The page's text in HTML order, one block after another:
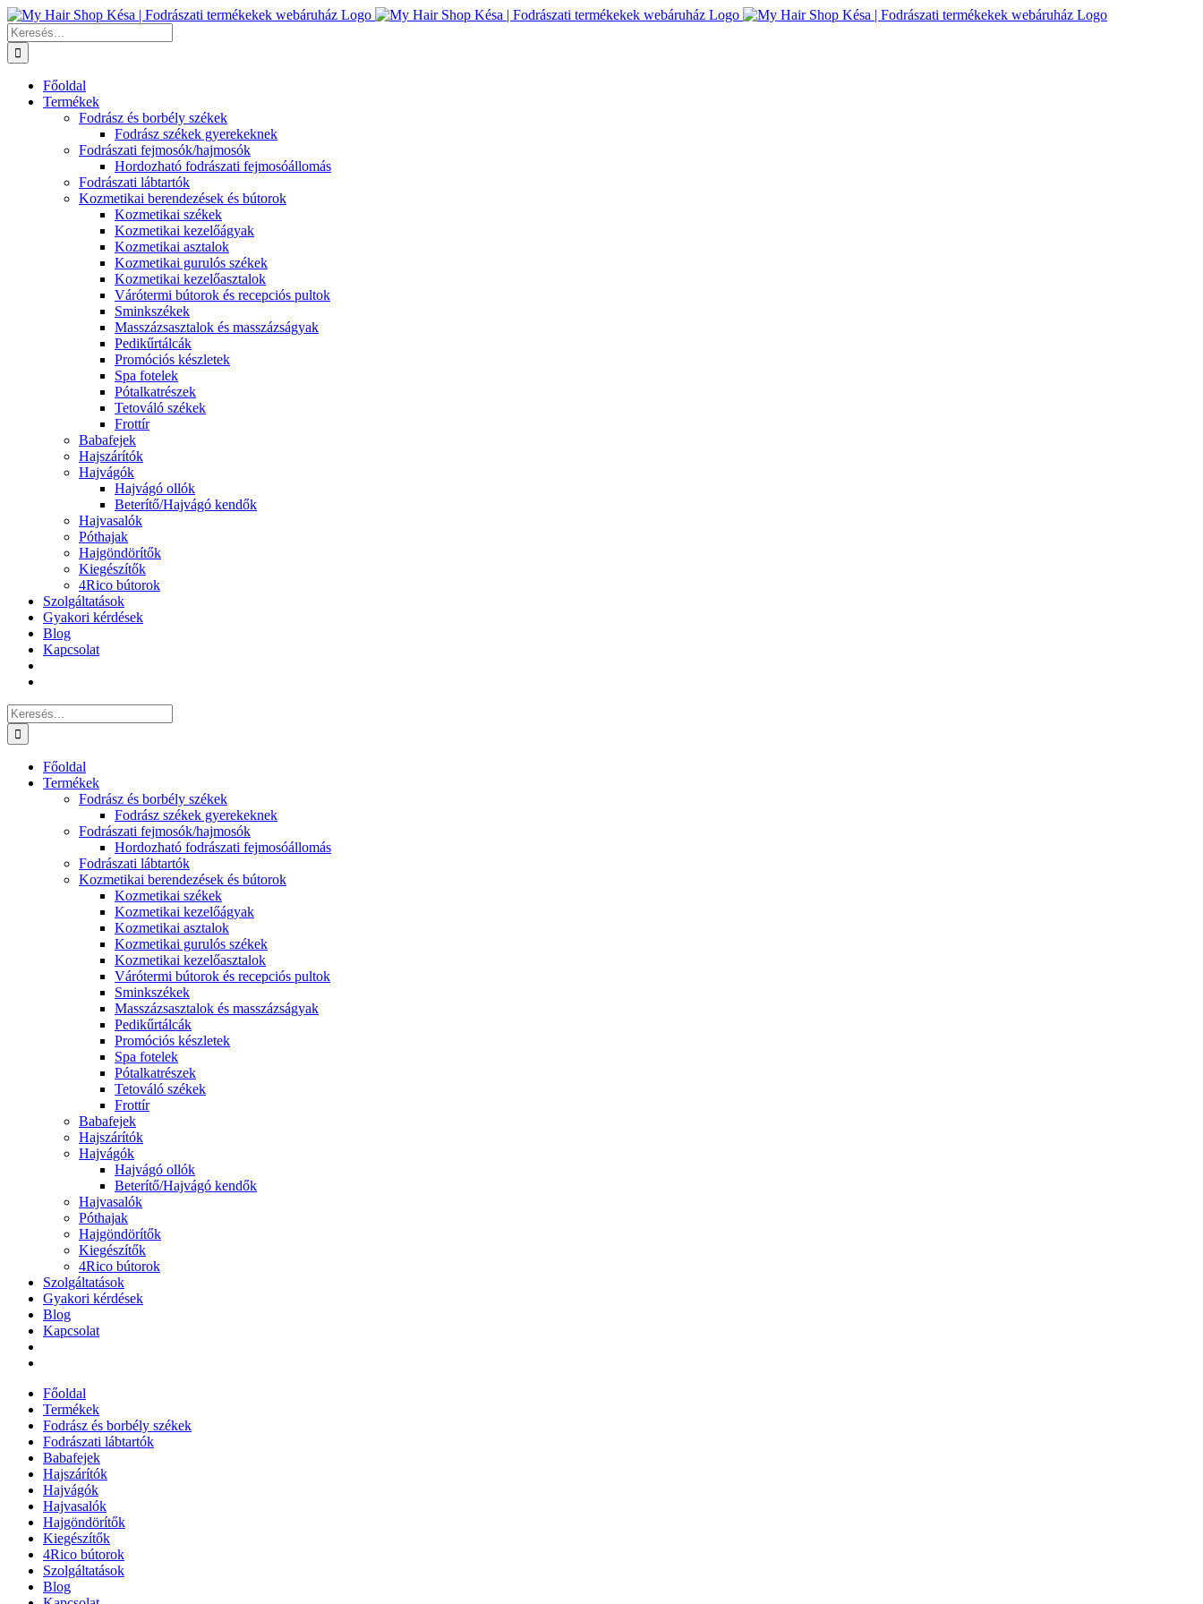
Kihagyás
Keresés...
Főoldal
Termékek
Fodrász és borbély székek
Fodrász székek gyerekeknek
Fodrászati fejmosók/hajmosók
Hordozható fodrászati fejmosóállomás
Fodrászati lábtartók
Kozmetikai berendezések és bútorok
Kozmetikai székek
Kozmetikai kezelőágyak
Kozmetikai asztalok
Kozmetikai gurulós székek
Kozmetikai kezelőasztalok
Várótermi bútorok és recepciós pultok
Sminkszékek
Masszázsasztalok és masszázságyak
Pedikűrtálcák
Promóciós készletek
Spa fotelek
Pótalkatrészek
Tetováló székek
Frottír
Babafejek
Hajszárítók
Hajvágók
Hajvágó ollók
Beterítő/Hajvágó kendők
Hajvasalók
Póthajak
Hajgöndörítők
Kiegészítők
4Rico bútorok
Szolgáltatások
Gyakori kérdések
Blog
Kapcsolat
Keresés...
Főoldal
Termékek
Fodrász és borbély székek
Fodrász székek gyerekeknek
Fodrászati fejmosók/hajmosók
Hordozható fodrászati fejmosóállomás
Fodrászati lábtartók
Kozmetikai berendezések és bútorok
Kozmetikai székek
Kozmetikai kezelőágyak
Kozmetikai asztalok
Kozmetikai gurulós székek
Kozmetikai kezelőasztalok
Várótermi bútorok és recepciós pultok
Sminkszékek
Masszázsasztalok és masszázságyak
Pedikűrtálcák
Promóciós készletek
Spa fotelek
Pótalkatrészek
Tetováló székek
Frottír
Babafejek
Hajszárítók
Hajvágók
Hajvágó ollók
Beterítő/Hajvágó kendők
Hajvasalók
Póthajak
Hajgöndörítők
Kiegészítők
4Rico bútorok
Szolgáltatások
Gyakori kérdések
Blog
Kapcsolat
Főoldal
Termékek
Fodrász és borbély székek
Fodrászati lábtartók
Babafejek
Hajszárítók
Hajvágók
Hajvasalók
Hajgöndörítők
Kiegészítők
4Rico bútorok
Szolgáltatások
Blog